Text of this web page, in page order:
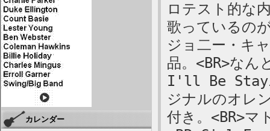
カレンダー
ロテスト的な
歌っているの
ジョ二ー・キ
品。<BR>な
I'll Be
ジナルのオレ
付き。<BR>マ